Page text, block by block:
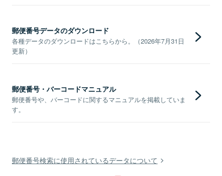
郵便番号データのダウンロード
各種データのダウンロードはこちらから。（2026年7月31日
更新）
郵便番号・バーコードマニュアル
郵便番号や、バーコードに関するマニュアルを掲載していま
す。
郵便番号検索に使用されているデータについて